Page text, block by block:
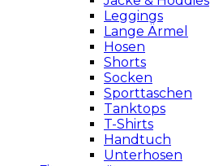
Leggings
Lange Ärmel
Hosen
Shorts
Socken
Sporttaschen
Tanktops
T-Shirts
Handtuch
Unterhosen